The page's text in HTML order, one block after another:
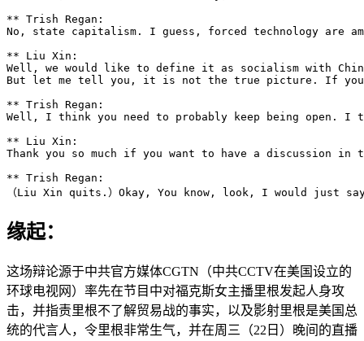
缘起：
这场辩论源于中共官方媒体CGTN（中共CCTV在美国设立的
环球电视网）率先在节目中对福克斯女主播里根发起人身攻
击，并指责里根不了解贸易战的事实，以及影射里根是美国总
统的代言人，令里根非常生气，并在周三（22日）晚间的直播